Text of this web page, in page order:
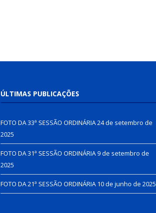
ÚLTIMAS PUBLICAÇÕES
FOTO DA 33ª SESSÃO ORDINÁRIA24 de setembro de
2025
FOTO DA 31ª SESSÃO ORDINÁRIA9 de setembro de
2025
FOTO DA 21ª SESSÃO ORDINÁRIA 10 de junho de 2025